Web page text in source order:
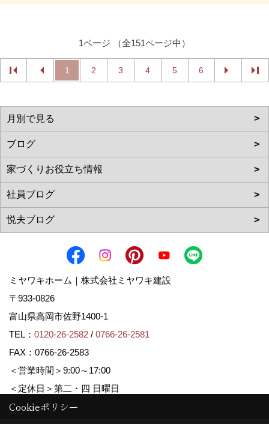
1ページ （全151ページ中）
1 2 3 4 5 6
ミヤワキホーム｜株式会社ミヤワキ建設
〒933-0826
富山県高岡市佐野1400-1
TEL： 0120-26-2582 / 0766-26-2581
FAX：0766-26-2583
＜営業時間＞9:00～17:00
＜定休日＞第二・四 日曜日
Cookieポリシー